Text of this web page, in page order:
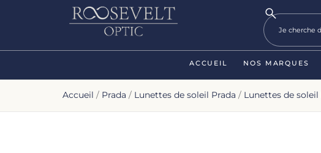
ACCUEIL NOS MARQUES
Accueil / Prada / Lunettes de soleil Prada / Lunettes de